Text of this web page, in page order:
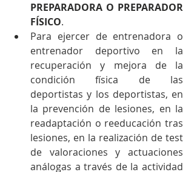
PREPARADORA O PREPARADOR
FÍSICO.
Para ejercer de entrenadora o
entrenador deportivo en la
recuperación y mejora de la
condición física de las
deportistas y los deportistas, en
la prevención de lesiones, en la
readaptación o reeducación tras
lesiones, en la realización de test
de valoraciones y actuaciones
análogas a través de la actividad